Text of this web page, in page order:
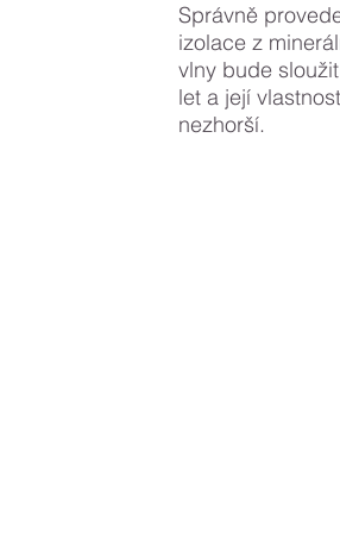
Správně
izolace z
vlny bude
let a její
nezhorší.